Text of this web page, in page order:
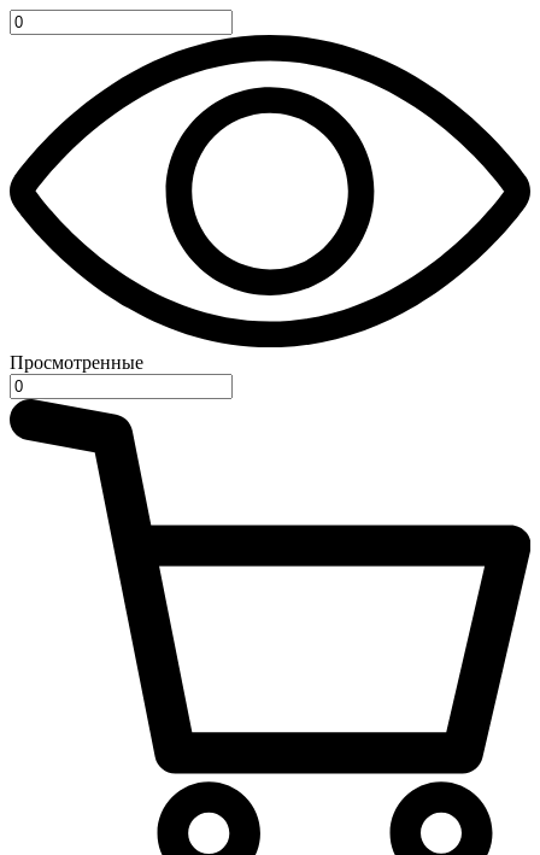
Просмотренные